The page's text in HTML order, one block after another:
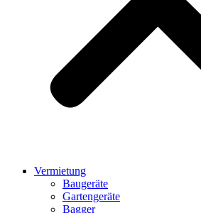
Vermietung
Baugeräte
Gartengeräte
Bagger